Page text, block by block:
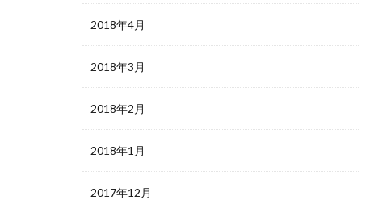
2018年4月
2018年3月
2018年2月
2018年1月
2017年12月